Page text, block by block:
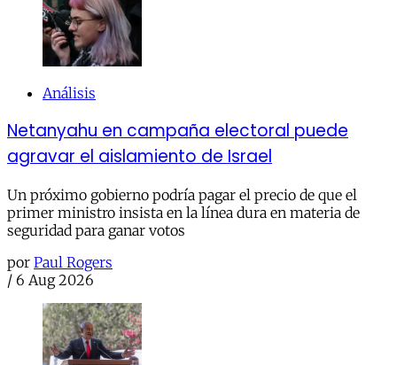
Análisis
Netanyahu en campaña electoral puede
agravar el aislamiento de Israel
Un próximo gobierno podría pagar el precio de que el
primer ministro insista en la línea dura en materia de
seguridad para ganar votos
por Paul Rogers
/ 6 Aug 2026